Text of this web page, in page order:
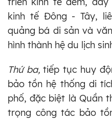
kinh tế Đông - Tây,
quảng bá di sản và
hình thành hệ du lịch
Thứ ba,tiếp tục huy
bảo tồn hệ thống di
phố, đặc biệt là Quần
trọng công tác bảo